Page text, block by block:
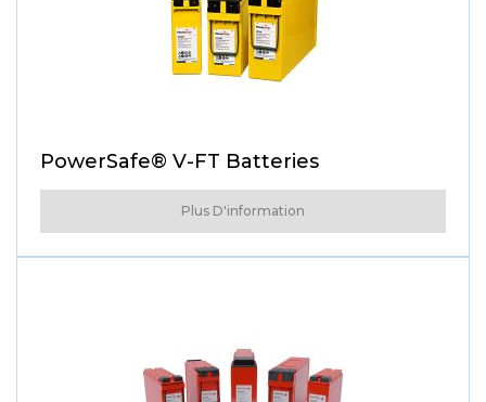
PowerSafe® V-FT Batteries
Plus D'information